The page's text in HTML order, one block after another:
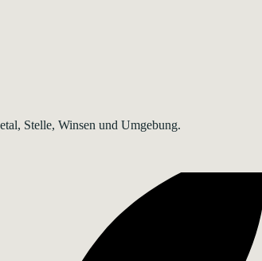
Stelle, Winsen und Umgebung.